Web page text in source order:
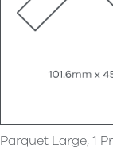
Parquet Large, 1